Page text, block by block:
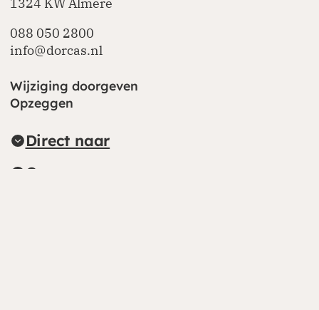
1324 KW Almere
088 050 2800
info@dorcas.nl
Wijziging doorgeven
Opzeggen
Direct naar
Over ons